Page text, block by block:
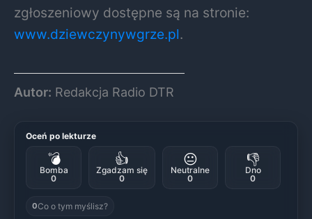
zgłoszeniowy dostępne są na stronie:
www.dziewczynywgrze.pl.
Autor: Redakcja Radio DTR
Oceń po lekturze
💣
Bomba
0
👍
Zgadzam się
0
😐
Neutralne
0
👎
Dno
0
0Co o tym myślisz?